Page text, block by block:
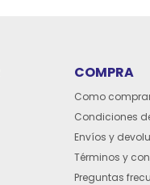
COMPRA
Como
Condiciones
Envíos y
Términos y
Preguntas